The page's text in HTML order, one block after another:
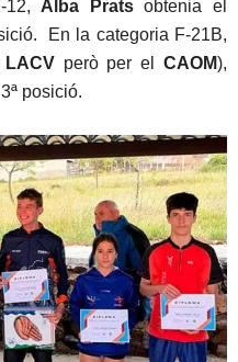
12, Alba Pratsobtenia el
En la categoria F-21B,
LACVperò per elCAOM),
posició.